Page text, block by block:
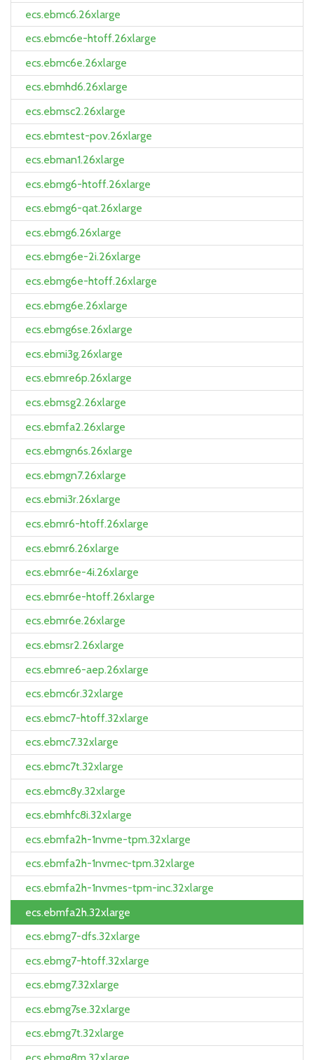
ecs.ebmc6.26xlarge
ecs.ebmc6e-htoff.26xlarge
ecs.ebmc6e.26xlarge
ecs.ebmhd6.26xlarge
ecs.ebmsc2.26xlarge
ecs.ebmtest-pov.26xlarge
ecs.ebman1.26xlarge
ecs.ebmg6-htoff.26xlarge
ecs.ebmg6-qat.26xlarge
ecs.ebmg6.26xlarge
ecs.ebmg6e-2i.26xlarge
ecs.ebmg6e-htoff.26xlarge
ecs.ebmg6e.26xlarge
ecs.ebmg6se.26xlarge
ecs.ebmi3g.26xlarge
ecs.ebmre6p.26xlarge
ecs.ebmsg2.26xlarge
ecs.ebmfa2.26xlarge
ecs.ebmgn6s.26xlarge
ecs.ebmgn7.26xlarge
ecs.ebmi3r.26xlarge
ecs.ebmr6-htoff.26xlarge
ecs.ebmr6.26xlarge
ecs.ebmr6e-4i.26xlarge
ecs.ebmr6e-htoff.26xlarge
ecs.ebmr6e.26xlarge
ecs.ebmsr2.26xlarge
ecs.ebmre6-aep.26xlarge
ecs.ebmc6r.32xlarge
ecs.ebmc7-htoff.32xlarge
ecs.ebmc7.32xlarge
ecs.ebmc7t.32xlarge
ecs.ebmc8y.32xlarge
ecs.ebmhfc8i.32xlarge
ecs.ebmfa2h-1nvme-tpm.32xlarge
ecs.ebmfa2h-1nvmec-tpm.32xlarge
ecs.ebmfa2h-1nvmes-tpm-inc.32xlarge
ecs.ebmfa2h.32xlarge
ecs.ebmg7-dfs.32xlarge
ecs.ebmg7-htoff.32xlarge
ecs.ebmg7.32xlarge
ecs.ebmg7se.32xlarge
ecs.ebmg7t.32xlarge